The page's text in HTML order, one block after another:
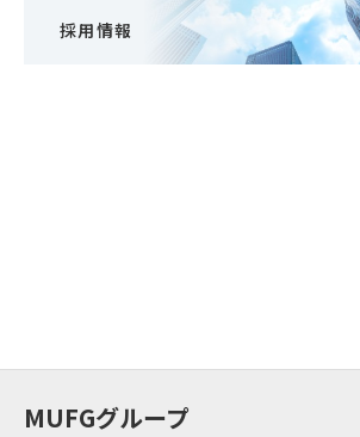
採用情報
MUFGグループ